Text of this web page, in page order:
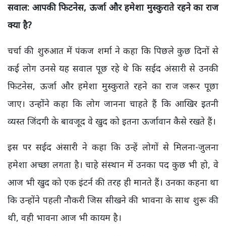
सवाल: आपकी फिटनेस, ऊर्जा और हमेशा मुस्कुराते रहने का राज
क्या है?
चर्चा की शुरुआत में पंकज शर्मा ने कहा कि पिछले कुछ दिनों से
कई लोग उनसे यह सवाल पूछ रहे थे कि सईद अंसारी से उनकी
फिटनेस, ऊर्जा और हमेशा मुस्कुराते रहने का राज जरूर पूछा
जाए। उन्होंने कहा कि लोग जानना चाहते हैं कि आखिर इतनी
व्यस्त जिंदगी के बावजूद वे खुद को इतना ऊर्जावान कैसे रखते हैं।
इस पर सईद अंसारी ने कहा कि उन्हें लोगों से मिलना-जुलना
हमेशा अच्छा लगता है। चाहे संस्थान में उनका पद कुछ भी हो, वे
आज भी खुद को एक इंटर्न की तरह ही मानते हैं। उनका कहना था
कि उन्होंने पहली नौकरी जिस सीखने की भावना के साथ शुरू की
थी, वही भावना आज भी कायम है।